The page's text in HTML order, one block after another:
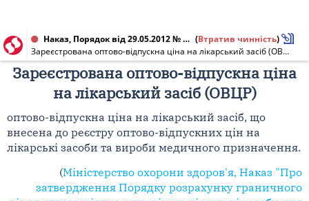
Наказ, Порядок від 29.05.2012 № 394 (Втратив чинність)
Зареєстрована оптово-відпускна ціна на лікарський засіб (ОВЦР)